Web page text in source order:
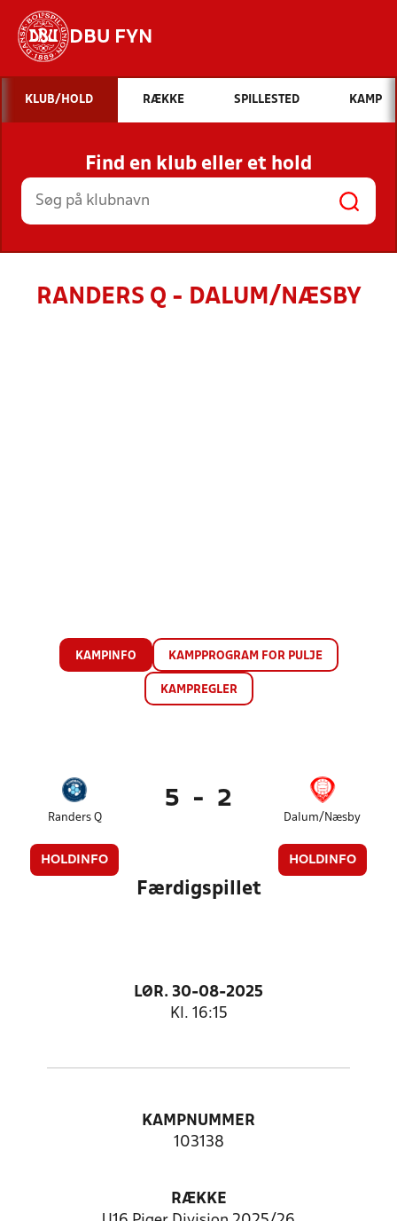
DBU FYN
Hvad vil du søge efter?
INDHOLD OG NYHEDER
STILLINGER, RESULTATER, KLUBBER OG
HOLD
KLUB/HOLD RÆKKE SPILLESTED KAMP
Find en klub eller et hold
RANDERS Q - DALUM/NÆSBY
KAMPINFO KAMPPROGRAM FOR PULJE
KAMPREGLER
Randers Q
HOLDINFO
5 - 2
Dalum/Næsby
HOLDINFO
Færdigspillet
LØR. 30-08-2025
Kl. 16:15
KAMPNUMMER
103138
RÆKKE